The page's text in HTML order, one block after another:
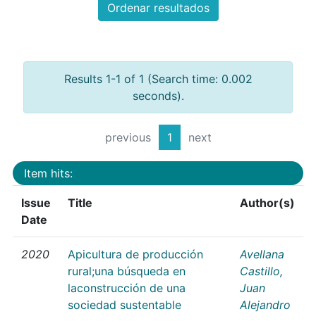
Ordenar resultados
Results 1-1 of 1 (Search time: 0.002
seconds).
previous 1 next
Item hits:
Issue
Date
Title Author(s)
2020
Apicultura de producción
rural;una búsqueda en
laconstrucción de una
sociedad sustentable
Avellana
Castillo,
Juan
Alejandro